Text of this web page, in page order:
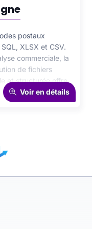
postaux
XLSX et CSV.
commerciale, la
de fichiers
et structurée offre
codes postaux
rapide et efficace
Voir en détails